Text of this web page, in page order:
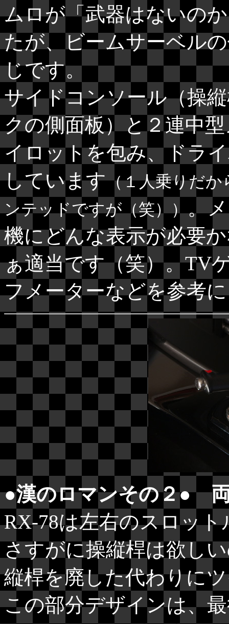
ムロが「武器はないの
たが、ビームサーベル
じです。
サイドコンソール（操
クの側面板）と２連中
イロットを包み、ドラ
しています（１人乗りだ
ンテッドですが（笑））。
機にどんな表示が必要
ぁ適当です（笑）。TV
フメーターなどを参考
●漢のロマンその２●
RX-78は左右のスロッ
さすがに操縦桿は欲し
縦桿を廃した代わりに
この部分デザインは、